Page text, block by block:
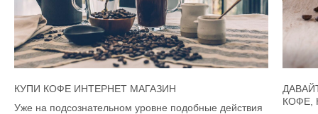
КУПИ КОФЕ ИНТЕРНЕТ МАГАЗИН
Уже на подсознательном уровне подобные действия
КОФЕ,